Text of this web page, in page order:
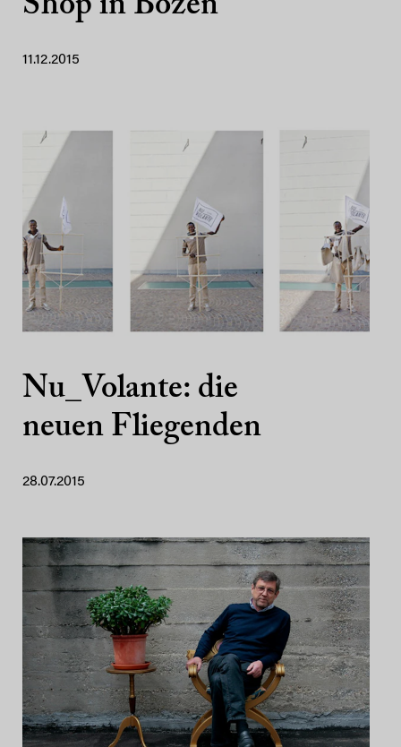
11.12.2015
Nu_Volante: die
neuen Fliegenden
28.07.2015